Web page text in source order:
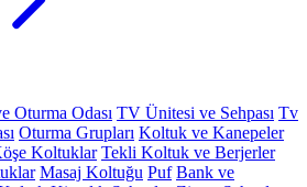
Oturma Odası TV Ünitesi ve Sehpası Tv
Oturma Grupları Koltuk ve Kanepeler
Koltuklar Tekli Koltuk ve Berjerler
Masaj Koltuğu Puf Bank ve